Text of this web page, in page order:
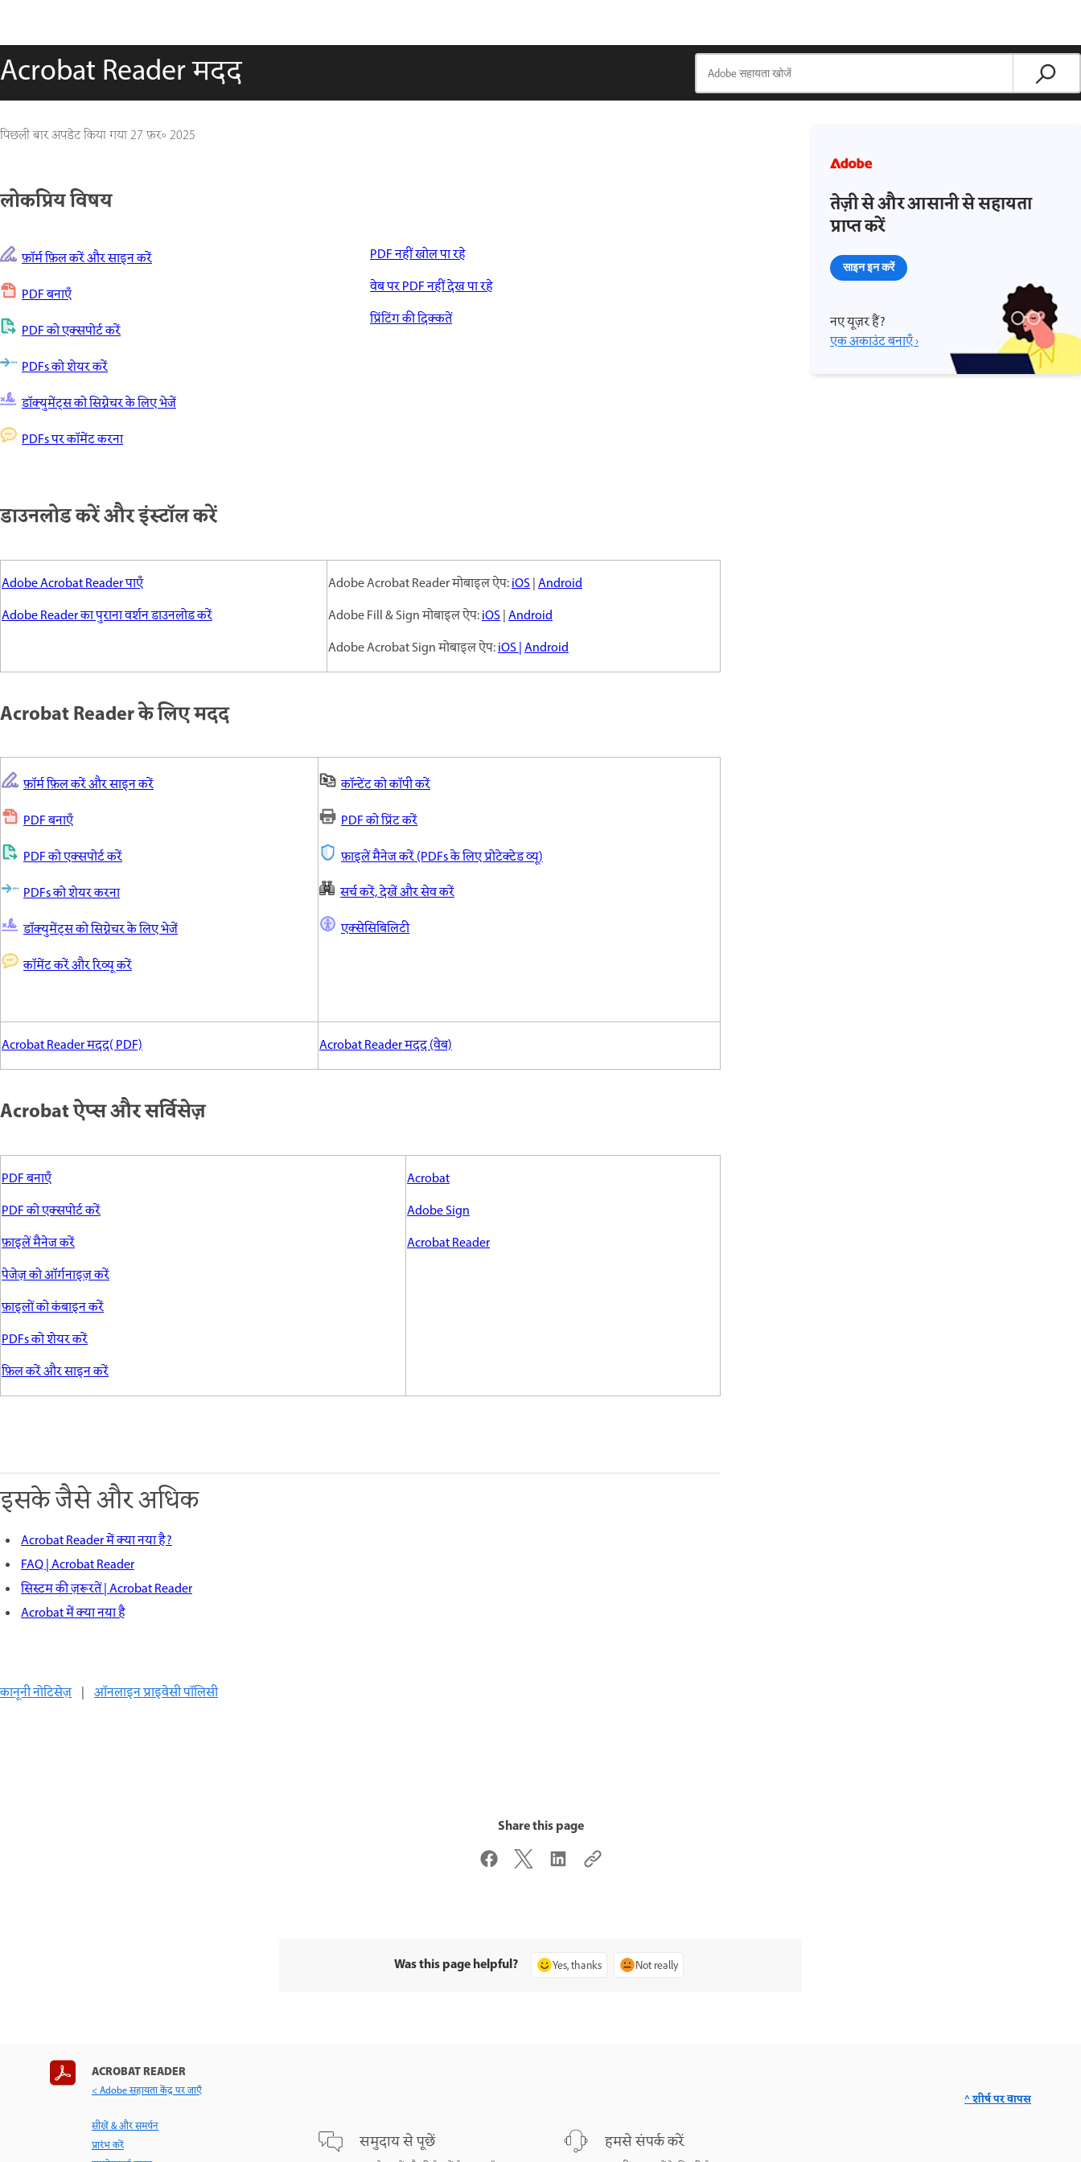
Acrobat Reader मदद
पिछली बार अपडेट किया गया27 फ़र॰ 2025
लोकप्रिय विषय
फ़ॉर्म फ़िल करें और साइन करें
PDF बनाएँ
PDF को एक्सपोर्ट करें
PDFs को शेयर करें
डॉक्युमेंट्स को सिग्नेचर के लिए भेजें
PDFs पर कॉमेंट करना
PDF नहीं खोल पा रहे
वेब पर PDF नहीं देख पा रहे
प्रिंटिंग की दिक्कतें
डाउनलोड करें और इंस्टॉल करें
Adobe Acrobat Reader पाएँ
Adobe Reader का पुराना वर्शन डाउनलोड करें
Adobe Acrobat Reader मोबाइल ऐप:iOS|Android
Adobe Fill & Sign मोबाइल ऐप:iOS|Android
Adobe Acrobat Sign मोबाइल ऐप:iOS |Android
Acrobat Reader के लिए मदद
फ़ॉर्म फ़िल करें और साइन करें
PDF बनाएँ
PDF को एक्सपोर्ट करें
PDFs को शेयर करना
डॉक्युमेंट्स को सिग्नेचर के लिए भेजें
कॉमेंट करें और रिव्यू करें
कॉन्टेंट को कॉपी करें
PDF को प्रिंट करें
फ़ाइलें मैनेज करें (PDFs के लिए प्रोटेक्टेड व्यू)
सर्च करें, देखें और सेव करें
एक्सेसिबिलिटी
Acrobat Reader मदद( PDF) Acrobat Reader मदद (वेब)
Acrobat ऐप्स और सर्विसेज़
PDF बनाएँ
PDF को एक्सपोर्ट करें
फ़ाइलें मैनेज करें
पेजेज़ को ऑर्गनाइज़ करें
फ़ाइलों को कंबाइन करें
PDFs को शेयर करें
फ़िल करें और साइन करें
Acrobat
Adobe Sign
Acrobat Reader
इसके जैसे और अधिक
Acrobat Reader में क्या नया है?
FAQ | Acrobat Reader
सिस्टम की ज़रूरतें | Acrobat Reader
Acrobat में क्या नया है
तेज़ी से और आसानी से सहायता
प्राप्त करें
साइन इन करें
नए यूज़र हैं?
एक अकाउंट बनाएँ ›
कानूनी नोटिसेज़ | ऑनलाइन प्राइवेसी पॉलिसी
Share this page
Was this page helpful? Yes, thanks Not really
ACROBAT READER
< Adobe सहायता केंद्र पर जाएँ
सीखें & और समर्थन
प्रारंभ करें
समुदाय से पूछें हमसे संपर्क करें
^ शीर्ष पर वापस